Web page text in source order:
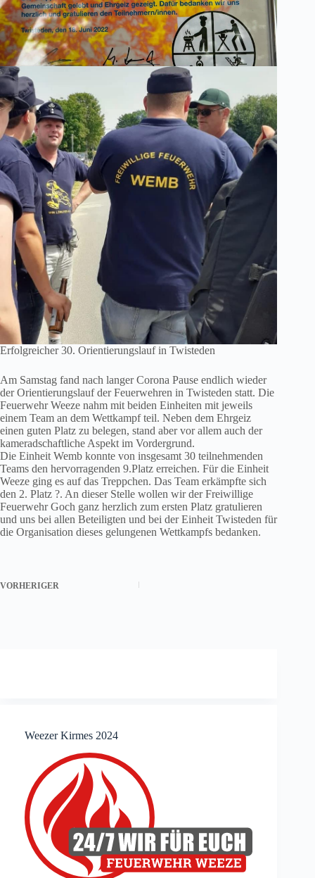
Erfolgreicher 30. Orientierungslauf in Twisteden
Am Samstag fand nach langer Corona Pause endlich wieder
der Orientierungslauf der Feuerwehren in Twisteden statt. Die
Feuerwehr Weeze nahm mit beiden Einheiten mit jeweils
einem Team an dem Wettkampf teil. Neben dem Ehrgeiz
einen guten Platz zu belegen, stand aber vor allem auch der
kameradschaftliche Aspekt im Vordergrund.
Die Einheit Wemb konnte von insgesamt 30 teilnehmenden
Teams den hervorragenden 9.Platz erreichen. Für die Einheit
Weeze ging es auf das Treppchen. Das Team erkämpfte sich
den 2. Platz ?. An dieser Stelle wollen wir der Freiwillige
Feuerwehr Goch ganz herzlich zum ersten Platz gratulieren
und uns bei allen Beteiligten und bei der Einheit Twisteden für
die Organisation dieses gelungenen Wettkampfs bedanken.
VORHERIGER
Weezer Kirmes 2024